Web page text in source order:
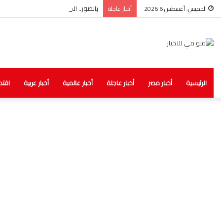
الخميس, أغسطس 6 2026 أخبار عاجلة بالصور.. الصحة: ضبط مخزن غير مرخص
الرئيسية أخبار مصر أخبار عاجلة أخبار عالمية أخبار عربية